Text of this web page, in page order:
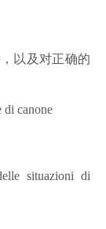
以及对正确的
di canone
situazioni di